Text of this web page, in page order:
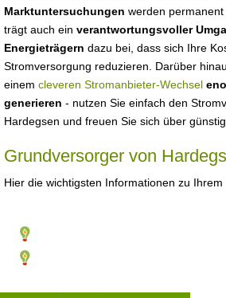
Marktuntersuchungen werden
trägt auch ein verantwortungsvoller
Energieträgern dazu bei, dass sich Ihre
Stromversorgung reduzieren. Darüber
einem cleveren Stromanbieter-Wechsel
generieren - nutzen Sie einfach den
Hardegsen und freuen Sie sich über
Grundversorger von
Hier die wichtigsten Informationen zu